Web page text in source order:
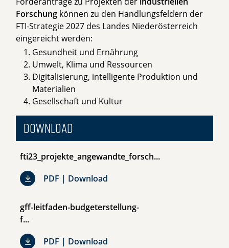
Forschung können zu den Handlungsfeldern der
FTI-Strategie 2027 des Landes Niederösterreich
eingereicht werden:
Gesundheit und Ernährung
Umwelt, Klima und Ressourcen
Digitalisierung, intelligente Produktion und
Materialien
Gesellschaft und Kultur
Download
fti23_projekte_angewandte_forsch...
PDF | Download
gff-leitfaden-budgeterstellung-
f...
PDF | Download